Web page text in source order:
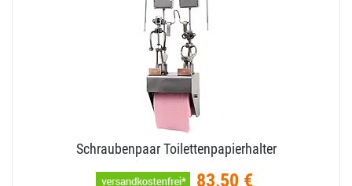
Schraubenpaar Toilettenpapierhalter
83,50 €